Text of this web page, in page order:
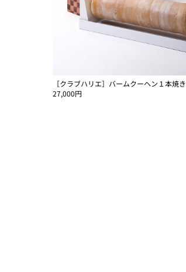
［クラブハリエ］バームクーヘン１本焼き
27,000円